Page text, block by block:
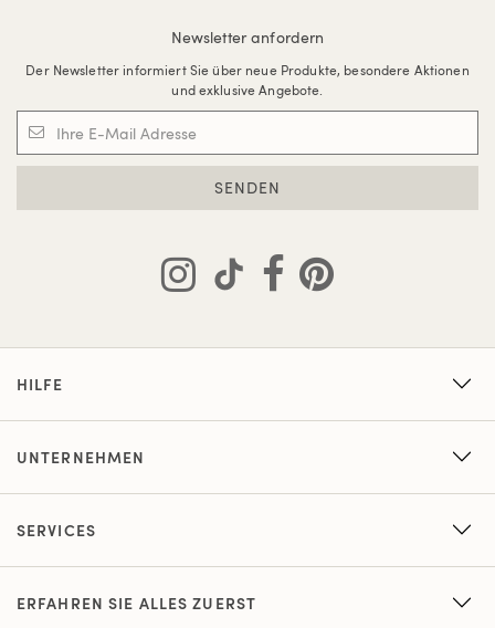
Newsletter anfordern
Der Newsletter informiert Sie über neue Produkte, besondere Aktionen
und exklusive Angebote.
SENDEN
HILFE
UNTERNEHMEN
SERVICES
ERFAHREN SIE ALLES ZUERST